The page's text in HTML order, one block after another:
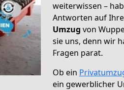
weiterwissen –
Antworten auf
Umzug von
sie uns, denn wir
Fragen parat.
Ob ein
ein gewerblicher